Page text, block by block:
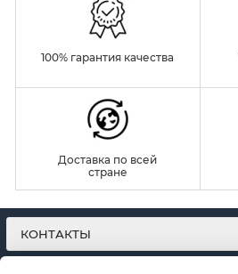
100% гарантия качества
Доставка по всей
стране
КОНТАКТЫ